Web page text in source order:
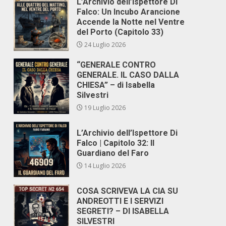
Falco: Un Incubo Arancione
Accende la Notte nel Ventre
del Porto (Capitolo 33)
24 Luglio 2026
“GENERALE CONTRO
GENERALE. IL CASO DALLA
CHIESA” – di Isabella
Silvestri
19 Luglio 2026
L’Archivio dell’Ispettore Di
Falco | Capitolo 32: Il
Guardiano del Faro
14 Luglio 2026
COSA SCRIVEVA LA CIA SU
ANDREOTTI E I SERVIZI
SEGRETI? – DI ISABELLA
SILVESTRI